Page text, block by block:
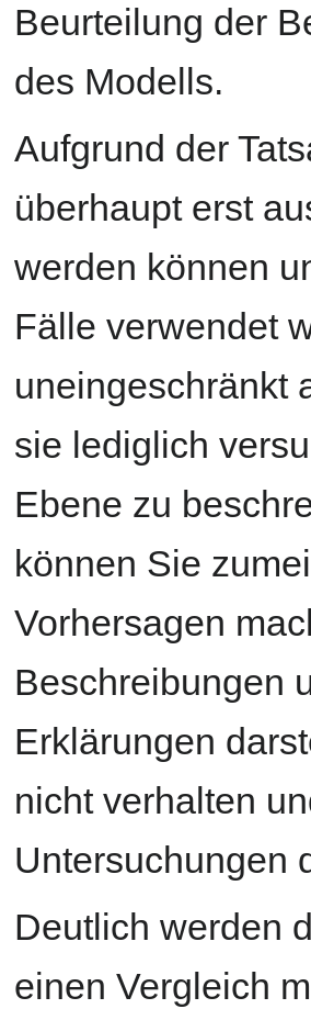
Beurteilung der
des Modells.
Aufgrund der
überhaupt erst
werden können
Fälle verwendet
uneingeschränkt
sie lediglich
Ebene zu
können Sie
Vorhersagen
Beschreibungen
Erklärungen
nicht verhalten
Untersuchungen
Deutlich werden
einen Vergleich